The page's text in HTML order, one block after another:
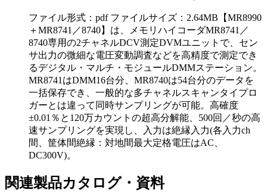
ファイル形式：pdf ファイルサイズ：2.64MB 【MR8990
＋MR8741／8740】は、メモリハイコーダMR8741／
8740専用の2チャネルDCV測定DVMユニットで、セン
サ出力の微細な電圧変動調査などを高精度で測定でき
るデジタル・マルチ・モジュールDMMステーション。
MR8741はDMM16台分、MR8740は54台分のデータを
一括保存でき、一般的な多チャネルスキャンタイプロ
ガーとは違って同時サンプリングが可能。高確度
±0.01％と120万カウントの超高分解能、500回／秒の高
速サンプリングを実現し、入力は絶縁入力(各入力ch
間、筐体間絶縁：対地間最大定格電圧はAC、
DC300V)。
関連製品カタログ・資料